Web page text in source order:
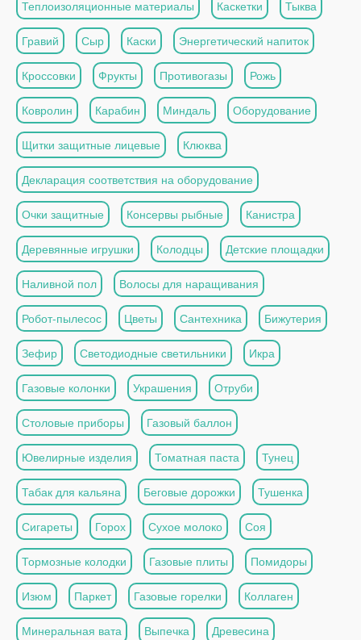
Теплоизоляционные материалы Каскетки Тыква
Гравий Сыр Каски Энергетический напиток
Кроссовки Фрукты Противогазы Рожь
Ковролин Карабин Миндаль Оборудование
Щитки защитные лицевые Клюква
Декларация соответствия на оборудование
Очки защитные Консервы рыбные Канистра
Деревянные игрушки Колодцы Детские площадки
Наливной пол Волосы для наращивания
Робот-пылесос Цветы Сантехника Бижутерия
Зефир Светодиодные светильники Икра
Газовые колонки Украшения Отруби
Столовые приборы Газовый баллон
Ювелирные изделия Томатная паста Тунец
Табак для кальяна Беговые дорожки Тушенка
Сигареты Горох Сухое молоко Соя
Тормозные колодки Газовые плиты Помидоры
Изюм Паркет Газовые горелки Коллаген
Минеральная вата Выпечка Древесина